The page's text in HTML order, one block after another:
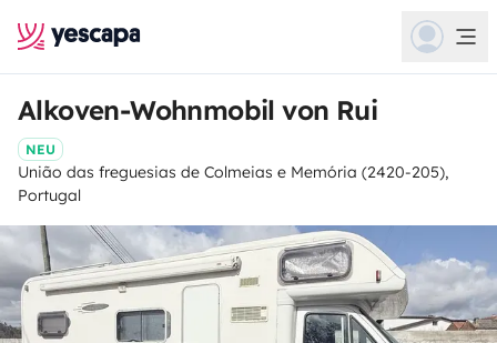
Alkoven-Wohnmobil von Rui
NEU
União das freguesias de Colmeias e Memória (2420-205),
Portugal